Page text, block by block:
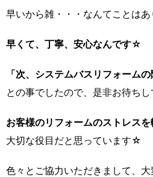
早いから雑・・・なんてことはあ
早くて、丁寧、安心なんです☆
「次、システムバスリフォーム
との事でしたので、是非お待ち
お客様のリフォームのストレス
大切な役目だと思っています☆
色々とご協力いただきまして、